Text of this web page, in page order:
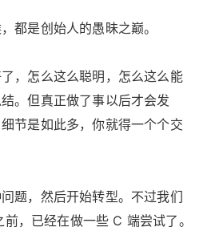
都是创始人的愚昧之巅。
，怎么这么聪明，怎么这么能
。但真正做了事以后才会发
节是如此多，你就得一个个交
题，然后开始转型。不过我们
，已经在做一些 C 端尝试了。